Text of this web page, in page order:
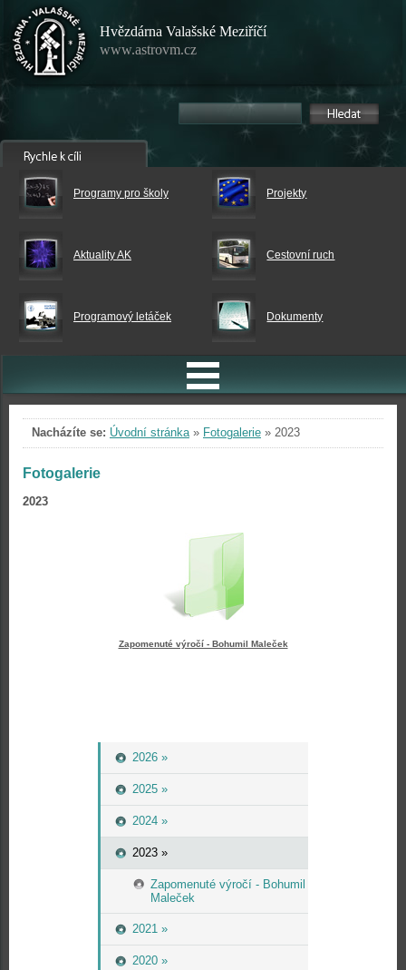
Hvězdárna Valašské Meziříčí
www.astrovm.cz
Programy pro školy Projekty
Aktuality AK Cestovní ruch
Programový letáček Dokumenty
2026 »
2025 »
2024 »
2023 »
Zapomenuté výročí - Bohumil
Maleček
2021 »
2020 »
Nacházíte se: Úvodní stránka» Fotogalerie » 2023
Fotogalerie
2023
Zapomenuté výročí - Bohumil Maleček